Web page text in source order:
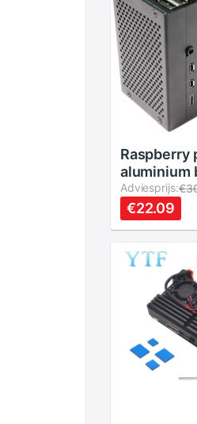
Raspberry pi 4
aluminium
pi4
ventilator
behuizing
ventilator
Adviesprijs:
€22.09